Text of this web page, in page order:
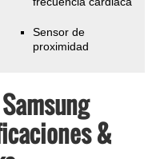
Sensor de
proximidad
&